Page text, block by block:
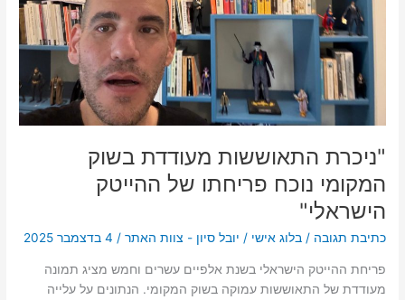
"ניכרת התאוששות מעודדת בשוק
המקומי נוכח פריחתו של ההייטק
הישראלי"
כתיבת תגובה /בלוג אישי / יובל סיון - צוות האתר/ 4 בדצמבר 2025
פריחת ההייטק הישראלי בשנת אלפיים עשרים וחמש מציג תמונה
מעודדת של התאוששות עמוקה בשוק המקומי. הנתונים על עלייה
ההייטק
הישראלי"